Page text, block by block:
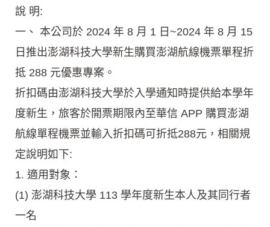
說 明:
一、 本公司於 2024 年 8 月 1 日~2024 年 8 月 15
日推出澎湖科技大學新生購買澎湖航線機票單程折
抵 288 元優惠專案。
折扣碼由澎湖科技大學於入學通知時提供給本學年
度新生，旅客於開票期限內至華信 APP 購買澎湖
航線單程機票並輸入折扣碼可折抵288元，相關規
定說明如下:
1. 適用對象：
(1) 澎湖科技大學 113 學年度新生本人及其同行者
一名